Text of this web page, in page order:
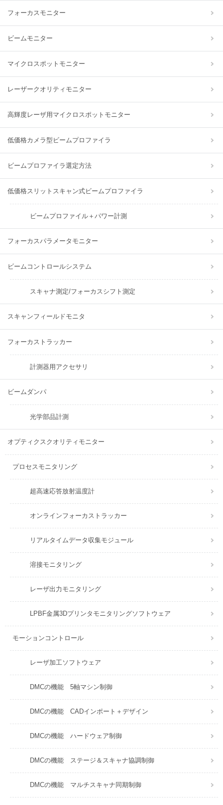
フォーカスモニター
ビームモニター
マイクロスポットモニター
レーザークオリティモニター
高輝度レーザ用マイクロスポットモニター
低価格カメラ型ビームプロファイラ
ビームプロファイラ選定方法
低価格スリットスキャン式ビームプロファイラ
ビームプロファイル＋パワー計測
フォーカスパラメータモニター
ビームコントロールシステム
スキャナ測定/フォーカスシフト測定
スキャンフィールドモニタ
フォーカストラッカー
計測器用アクセサリ
ビームダンパ
光学部品計測
オプティクスクオリティモニター
プロセスモニタリング
超高速応答放射温度計
オンラインフォーカストラッカー
リアルタイムデータ収集モジュール
溶接モニタリング
レーザ出力モニタリング
LPBF金属3Dプリンタモニタリングソフトウェア
モーションコントロール
レーザ加工ソフトウェア
DMCの機能 5軸マシン制御
DMCの機能 CADインポート＋デザイン
DMCの機能 ハードウェア制御
DMCの機能 ステージ＆スキャナ協調制御
DMCの機能 マルチスキャナ同期制御